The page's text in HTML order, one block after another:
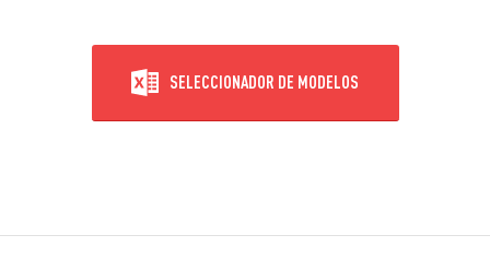
SELECCIONADOR DE MODELOS